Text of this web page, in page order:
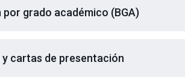
grado académico (BGA)
cartas de presentación